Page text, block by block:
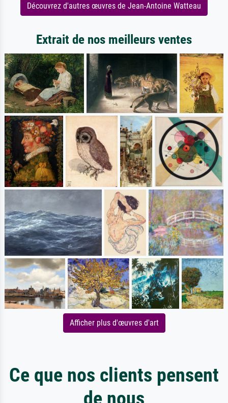
Découvrez d'autres œuvres de Jean-Antoine Watteau
Extrait de nos meilleurs ventes
Afficher plus d'œuvres d'art
Ce que nos clients pensent
de nous